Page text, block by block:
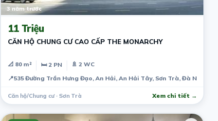
3 năm trước
11 Triệu
CĂN HỘ CHUNG CƯ CAO CẤP THE MONARCHY
📐 80 m² 🛏 2 PN
🚿 2 WC
📍535 Đường Trần Hưng Đạo, An Hải, An Hải Tây, Sơn Trà, Đà Nẵng,
Căn hộ/Chung cư · Sơn Trà Xem chi tiết →